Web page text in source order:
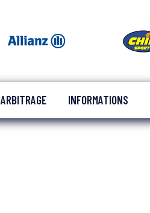
ARBITRAGE INFORMATIONS